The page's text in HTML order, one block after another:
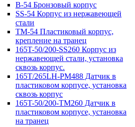
B-54 Бронзовый корпус
SS-54 Корпус из нержавеющей
стали
TM-54 Пластиковый корпус,
крепление на транец
165T-50/200-SS260 Корпус из
нержавеющей стали, установка
сквозь корпус.
165T/265LH-PM488 Датчик в
пластиковом корпусе, установка
сквозь корпус
165T-50/200-TM260 Датчик в
пластиковом корпусе, установка
на транец